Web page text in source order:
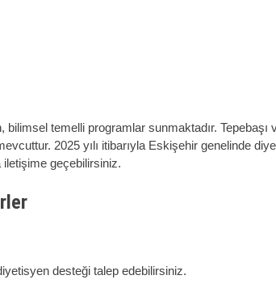
temelli programlar sunmaktadır.
2025 yılı itibarıyla Eskişehir genelinde
iletişime geçebilirsiniz.
desteği talep edebilirsiniz.